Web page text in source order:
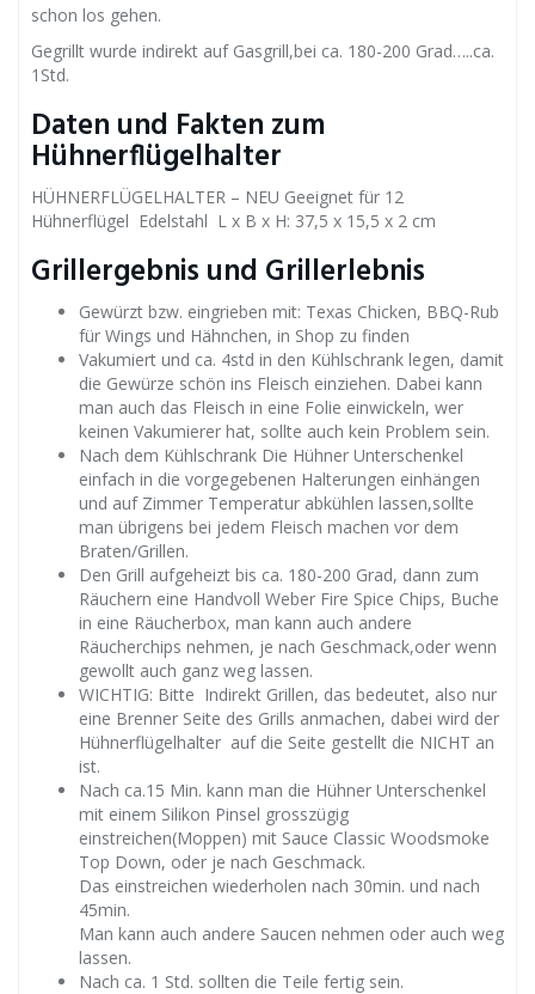
schon los gehen.
Gegrillt wurde indirekt auf Gasgrill,bei ca. 180-200 Grad…..ca.
1Std.
Daten und Fakten zum
Hühnerflügelhalter
HÜHNERFLÜGELHALTER – NEU Geeignet für 12
Hühnerflügel Edelstahl L x B x H: 37,5 x 15,5 x 2 cm
Grillergebnis und Grillerlebnis
Gewürzt bzw. eingrieben mit: Texas Chicken, BBQ-Rub
für Wings und Hähnchen, in Shop zu finden
Vakumiert und ca. 4std in den Kühlschrank legen, damit
die Gewürze schön ins Fleisch einziehen. Dabei kann
man auch das Fleisch in eine Folie einwickeln, wer
keinen Vakumierer hat, sollte auch kein Problem sein.
Nach dem Kühlschrank Die Hühner Unterschenkel
einfach in die vorgegebenen Halterungen einhängen
und auf Zimmer Temperatur abkühlen lassen,sollte
man übrigens bei jedem Fleisch machen vor dem
Braten/Grillen.
Den Grill aufgeheizt bis ca. 180-200 Grad, dann zum
Räuchern eine Handvoll Weber Fire Spice Chips, Buche
in eine Räucherbox, man kann auch andere
Räucherchips nehmen, je nach Geschmack,oder wenn
gewollt auch ganz weg lassen.
WICHTIG: Bitte Indirekt Grillen, das bedeutet, also nur
eine Brenner Seite des Grills anmachen, dabei wird der
Hühnerflügelhalter auf die Seite gestellt die NICHT an
ist.
Nach ca.15 Min. kann man die Hühner Unterschenkel
mit einem Silikon Pinsel grosszügig
einstreichen(Moppen) mit Sauce Classic Woodsmoke
Top Down, oder je nach Geschmack.
Das einstreichen wiederholen nach 30min. und nach
45min.
Man kann auch andere Saucen nehmen oder auch weg
lassen.
Nach ca. 1 Std. sollten die Teile fertig sein.